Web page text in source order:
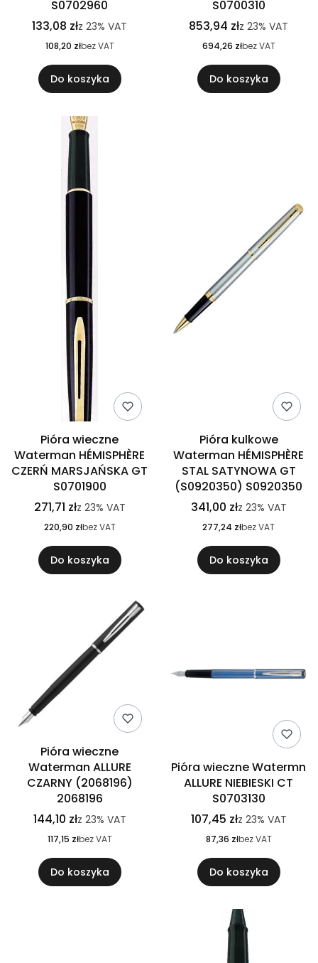
S0702960
133,08 złz 23% VAT
108,20 złbez VAT
Do koszyka
S0700310
853,94 złz 23% VAT
694,26 złbez VAT
Do koszyka
Pióra wieczne
Waterman HÉMISPHÈRE
CZERŃ MARSJAŃSKA GT
S0701900
271,71 złz 23% VAT
220,90 złbez VAT
Do koszyka
Pióra kulkowe
Waterman HÉMISPHÈRE
STAL SATYNOWA GT
(S0920350) S0920350
341,00 złz 23% VAT
277,24 złbez VAT
Do koszyka
Pióra wieczne
Waterman ALLURE
CZARNY (2068196)
2068196
144,10 złz 23% VAT
117,15 złbez VAT
Do koszyka
Pióra wieczne Watermn
ALLURE NIEBIESKI CT
S0703130
107,45 złz 23% VAT
87,36 złbez VAT
Do koszyka